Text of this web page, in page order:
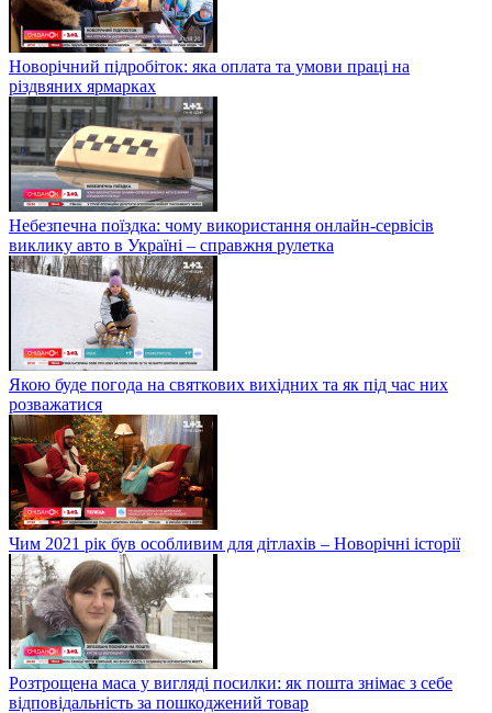
Новорічний підробіток: яка оплата та умови праці на
різдвяних ярмарках
Небезпечна поїздка: чому використання онлайн-сервісів
виклику авто в Україні – справжня рулетка
Якою буде погода на святкових вихідних та як під час них
розважатися
Чим 2021 рік був особливим для дітлахів – Новорічні історії
Розтрощена маса у вигляді посилки: як пошта знімає з себе
відповідальність за пошкоджений товар